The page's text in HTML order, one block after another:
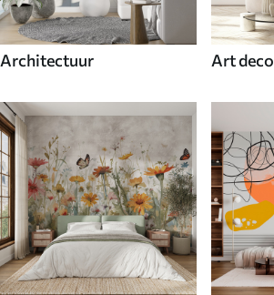
Architectuur Art deco